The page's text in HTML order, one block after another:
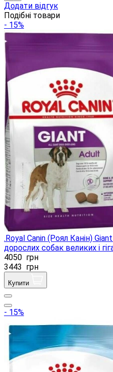
Додати відгук
Подібні товари
- 15%
.Royal Canin (Роял Канін)
дорослих собак великих і
4050 грн
3443 грн
Купити
- 15%